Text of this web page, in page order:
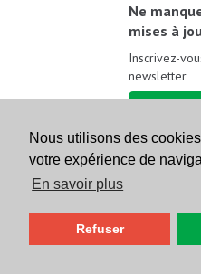
Nous utilisons des
votre expérience de
En savoir plus
Refuser
Ne
mises à
Inscrivez-
newsletter
Suivez-nous